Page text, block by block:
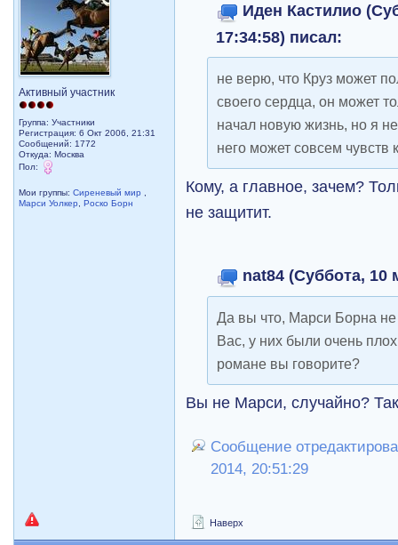
Активный участник
Группа: Участники
Регистрация: 6 Окт 2006, 21:31
Сообщений: 1772
Откуда: Москва
Пол:
Мои группы:Сиреневый мир
Марси Уолкер
,Роско Борн
Иден Кастилио
17:34:58) писал:
не верю, что Круз может
своего сердца, он может
начал новую жизнь, но я
него может совсем чувств
Кому, а главное, зачем?
не защитит.
nat84 (Суббота, 10
Да вы что, Марси Борна
Вас, у них были очень
романе вы говорите?
Вы не Марси, случайно?
Сообщение
2014, 20:51:29
Наверх